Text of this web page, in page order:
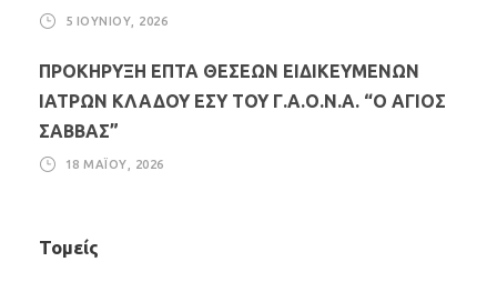
5 ΙΟΥΝΊΟΥ, 2026
ΠΡΟΚΗΡΥΞΗ ΕΠΤΑ ΘΕΣΕΩΝ ΕΙΔΙΚΕΥΜΕΝΩΝ
ΙΑΤΡΩΝ ΚΛΑΔΟΥ ΕΣΥ ΤΟΥ Γ.Α.Ο.Ν.Α. “Ο ΑΓΙΟΣ
ΣΑΒΒΑΣ”
18 ΜΑΪ́ΟΥ, 2026
Τομείς